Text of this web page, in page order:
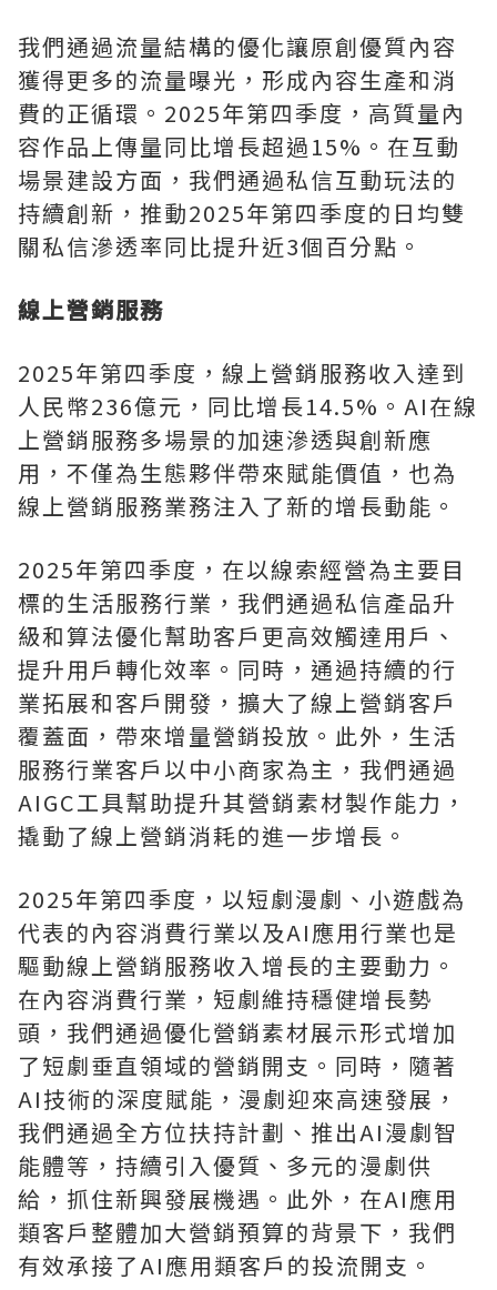
我們通過流量結構的優化讓原創優質內容
獲得更多的流量曝光，形成內容生產和消
費的正循環。2025年第四季度，高質量內
容作品上傳量同比增長超過15%。在互動
場景建設方面，我們通過私信互動玩法的
持續創新，推動2025年第四季度的日均雙
關私信滲透率同比提升近3個百分點。
線上營銷服務
2025年第四季度，線上營銷服務收入達到
人民幣236億元，同比增長14.5%。AI在線
上營銷服務多場景的加速滲透與創新應
用，不僅為生態夥伴帶來賦能價值，也為
線上營銷服務業務注入了新的增長動能。
2025年第四季度，在以線索經營為主要目
標的生活服務行業，我們通過私信產品升
級和算法優化幫助客戶更高效觸達用戶、
提升用戶轉化效率。同時，通過持續的行
業拓展和客戶開發，擴大了線上營銷客戶
覆蓋面，帶來增量營銷投放。此外，生活
服務行業客戶以中小商家為主，我們通過
AIGC工具幫助提升其營銷素材製作能力，
撬動了線上營銷消耗的進一步增長。
2025年第四季度，以短劇漫劇、小遊戲為
代表的內容消費行業以及AI應用行業也是
驅動線上營銷服務收入增長的主要動力。
在內容消費行業，短劇維持穩健增長勢
頭，我們通過優化營銷素材展示形式增加
了短劇垂直領域的營銷開支。同時，隨著
AI技術的深度賦能，漫劇迎來高速發展，
我們通過全方位扶持計劃、推出AI漫劇智
能體等，持續引入優質、多元的漫劇供
給，抓住新興發展機遇。此外，在AI應用
類客戶整體加大營銷預算的背景下，我們
有效承接了AI應用類客戶的投流開支。